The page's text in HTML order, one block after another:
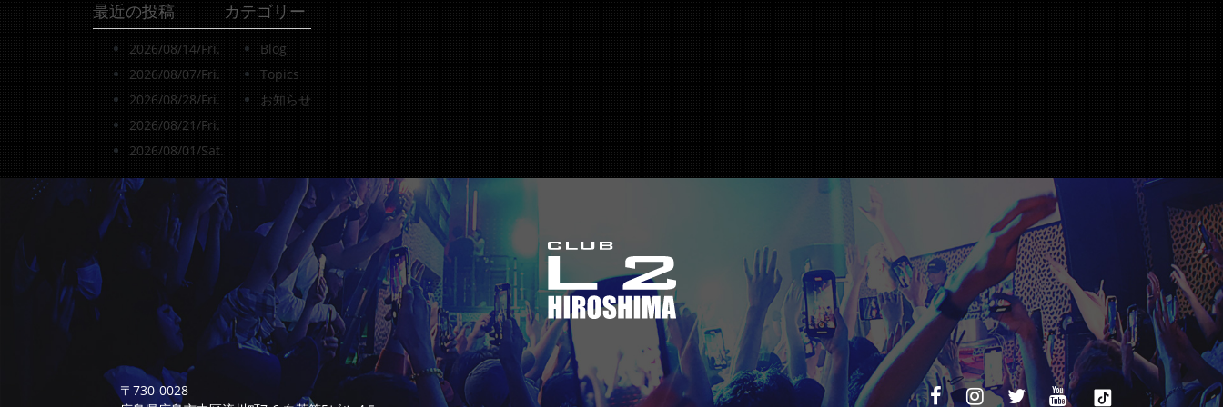
最近の投稿
2026/08/14/Fri.
2026/08/07/Fri.
2026/08/28/Fri.
2026/08/21/Fri.
2026/08/01/Sat.
カテゴリー
Blog
Topics
お知らせ
〒730-0028